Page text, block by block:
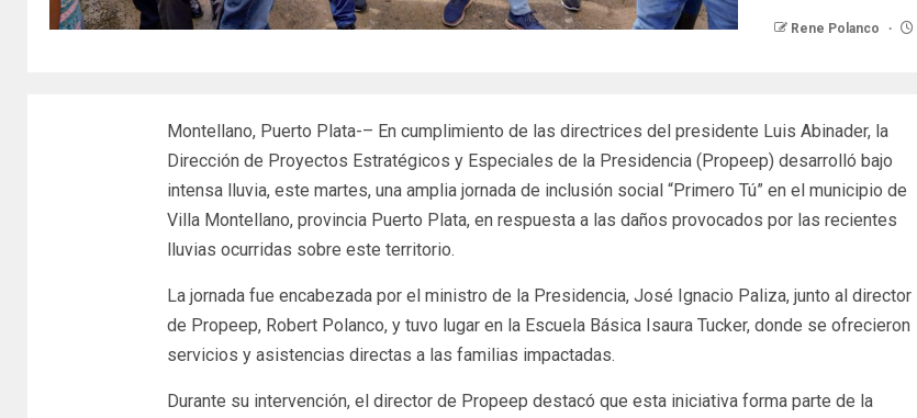
Rene Polanco
Montellano, Puerto Plata-– En cumplimiento de las directrices del presidente Luis Abinader, la
Dirección de Proyectos Estratégicos y Especiales de la Presidencia (Propeep) desarrolló bajo
intensa lluvia, este martes, una amplia jornada de inclusión social “Primero Tú” en el municipio de
Villa Montellano, provincia Puerto Plata, en respuesta a las daños provocados por las recientes
lluvias ocurridas sobre este territorio.
La jornada fue encabezada por el ministro de la Presidencia, José Ignacio Paliza, junto al director
de Propeep, Robert Polanco, y tuvo lugar en la Escuela Básica Isaura Tucker, donde se ofrecieron
servicios y asistencias directas a las familias impactadas.
Durante su intervención, el director de Propeep destacó que esta iniciativa forma parte de la